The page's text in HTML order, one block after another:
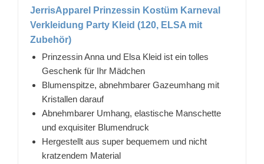
JerrisApparel Prinzessin Kostüm Karneval
Verkleidung Party Kleid (120, ELSA mit
Zubehör)
Prinzessin Anna und Elsa Kleid ist ein tolles
Geschenk für Ihr Mädchen
Blumenspitze, abnehmbarer Gazeumhang mit
Kristallen darauf
Abnehmbarer Umhang, elastische Manschette
und exquisiter Blumendruck
Hergestellt aus super bequemem und nicht
kratzendem Material